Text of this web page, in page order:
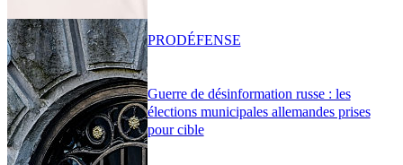
Guerre de désinformation russe : les
élections municipales allemandes prises
pour cible
PRODÉFENSE